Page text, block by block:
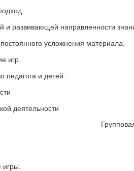
и развивающей направленности
усложнения материала.
игр.
педагога и детей.
деятельности